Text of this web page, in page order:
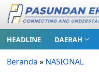
HEADLINE DAERAH
Beranda » NASIONAL